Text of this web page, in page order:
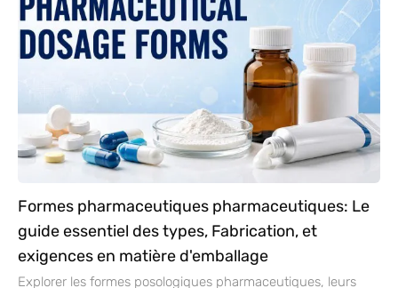
Formes pharmaceutiques pharmaceutiques: Le
guide essentiel des types, Fabrication, et
exigences en matière d'emballage
Explorer les formes posologiques pharmaceutiques, leurs